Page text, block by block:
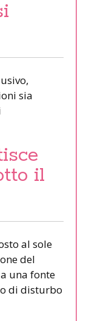
sia
il
al sole
del
una fonte
di disturbo